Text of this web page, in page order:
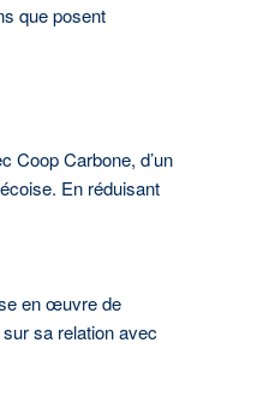
que posent
Coop Carbone, d’un
En réduisant
en œuvre de
sa relation avec